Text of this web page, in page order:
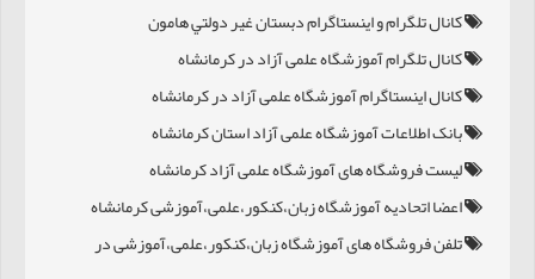
کانال تلگرام و اینستاگرام دبستان غير دولتي هامون
کانال تلگرام آموزشگاه علمی آزاد در کرمانشاه
کانال اینستاگرام آموزشگاه علمی آزاد در کرمانشاه
بانک اطلاعات آموزشگاه علمی آزاد استان کرمانشاه
لیست فروشگاه های آموزشگاه علمی آزاد کرمانشاه
اعضا اتحادیه آموزشگاه زبان،کنکور،علمی،آموزشی کرمانشاه
تلفن فروشگاه های آموزشگاه زبان،کنکور،علمی،آموزشی در